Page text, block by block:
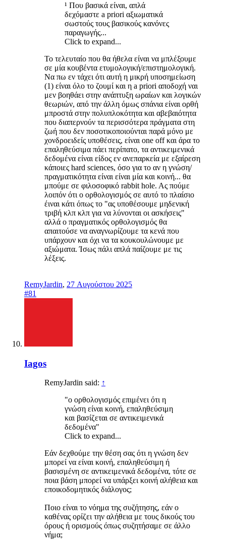
¹ Που βασικά είναι, απλά
δεχόμαστε a priori αξιωματικά
σωστούς τους βασικούς κανόνες
παραγωγής...
Click to expand...
To τελευταίο που θα ήθελα είναι να μπλέξουμε
σε μία κουβέντα ετυμολογική/επιστημολογική.
Να πω εν τάχει ότι αυτή η μικρή υποσημείωση
(1) είναι όλο το ζουμί και η a priori αποδοχή ναι
μεν βοηθάει στην ανάπτυξη ωραίων και λογικών
θεωριών, από την άλλη όμως σπάνια είναι ορθή
μπροστά στην πολυπλοκότητα και αβεβαιότητα
που διαπερνούν τα περισσότερα πράγματα στη
ζωή που δεν ποσοτικοποιούνται παρά μόνο με
χονδροειδείς υποθέσεις, είναι one off και άρα το
επαληθεύσιμα πάει περίπατο, τα αντικειμενικά
δεδομένα είναι είδος εν ανεπαρκεία με εξαίρεση
κάποιες hard sciences, όσο για το αν η γνώση/
πραγματικότητα είναι είναι μία και κοινή... θα
μπούμε σε φιλοσοφικό rabbit hole. Aς πούμε
λοιπόν ότι ο ορθολογισμός σε αυτό το πλαίσιο
έιναι κάτι όπως το "ας υποθέσουμε μηδενική
τριβή κλπ κλπ για να λύνονται οι ασκήσεις"
αλλά ο πραγματικός ορθολογισμός θα
απαιτούσε να αναγνωρίζουμε τα κενά που
υπάρχουν και όχι να τα κουκουλώνουμε με
αξιώματα. Ίσως πάλι απλά παίζουμε με τις
λέξεις.
RemyJardin, 27 Αυγούστου 2025
#81
Iagos
RemyJardin said: ↑
"ο ορθολογισμός επιμένει ότι η
γνώση είναι κοινή, επαληθεύσιμη
και βασίζεται σε αντικειμενικά
δεδομένα"
Click to expand...
Εάν δεχθούμε την θέση σας ότι η γνώση δεν
μπορεί να είναι κοινή, επαληθεύσιμη ή
βασισμένη σε αντικειμενικά δεδομένα, τότε σε
ποια βάση μπορεί να υπάρξει κοινή αλήθεια και
εποικοδομητικός διάλογος;
Ποιο είναι το νόημα της συζήτησης, εάν ο
καθένας ορίζει την αλήθεια με τους δικούς του
όρους ή ορισμούς όπως συζητήσαμε σε άλλο
νήμα;